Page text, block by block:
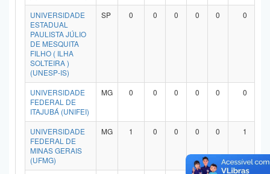
UNIVERSIDADE
ESTADUAL
PAULISTA JÚLIO
DE MESQUITA
FILHO ( ILHA
SOLTEIRA )
(UNESP-IS)
SP 0 0 0 0 0 0
UNIVERSIDADE
FEDERAL DE
ITAJUBÁ (UNIFEI)
MG 0 0 0 0 0 0
UNIVERSIDADE
FEDERAL DE
MINAS GERAIS
(UFMG)
MG 1 0 0 0 0 1